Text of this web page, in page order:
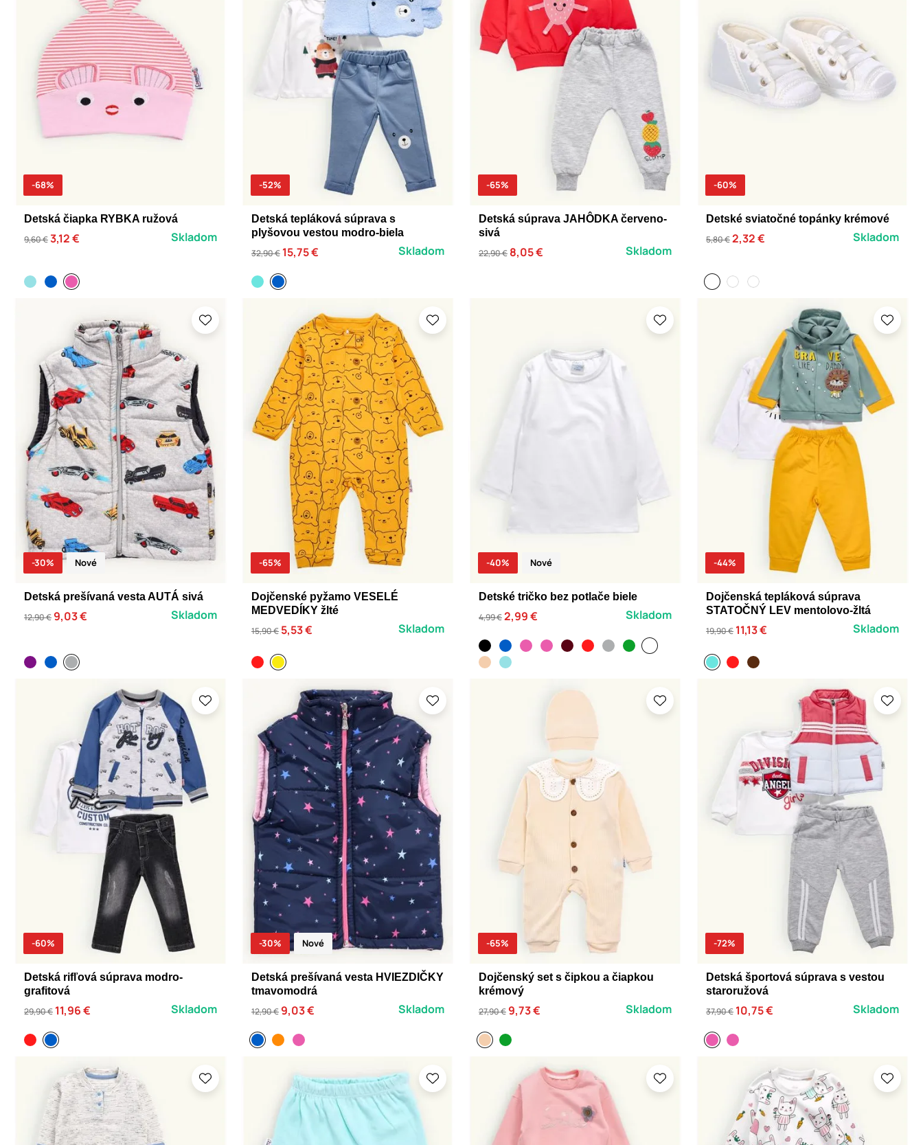
-68%
Detská čiapka RYBKA ružová
9,60 €3,12 € Skladom
-52%
Detská tepláková súprava s
plyšovou vestou modro-biela
32,90 € 15,75 € Skladom
-65%
Detská súprava JAHÔDKA červeno-
sivá
22,90 € 8,05 € Skladom
-60%
Detské sviatočné topánky krémové
5,80 €2,32 € Skladom
-30% Nové
Detská prešívaná vesta AUTÁ sivá
12,90 € 9,03 € Skladom
-65%
Dojčenské pyžamo VESELÉ
MEDVEDÍKY žlté
15,90 € 5,53 € Skladom
-40% Nové
Detské tričko bez potlače biele
4,99 €2,99 € Skladom
-44%
Dojčenská tepláková súprava
STATOČNÝ LEV mentolovo-žltá
19,90 € 11,13 € Skladom
-60%
Detská rifľová súprava modro-
grafitová
29,90 € 11,96 € Skladom
-30% Nové
Detská prešívaná vesta HVIEZDIČKY
tmavomodrá
12,90 € 9,03 € Skladom
-65%
Dojčenský set s čipkou a čiapkou
krémový
27,90 € 9,73 € Skladom
-72%
Detská športová súprava s vestou
staroružová
37,90 € 10,75 € Skladom